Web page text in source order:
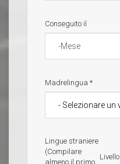
Conseguito il
Madrelingua *
Lingue straniere
(Compilare
almeno il primo
Livello